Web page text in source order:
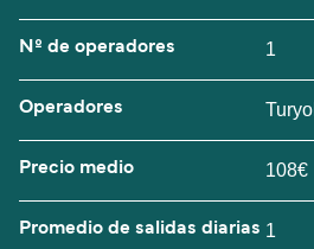
Nº de operadores 1
Operadores Turyol
Precio medio 108€
Promedio de salidas diarias 1